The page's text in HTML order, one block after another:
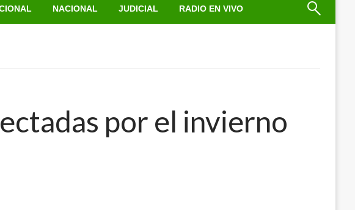
NACIONAL JUDICIAL RADIO EN VIVO
por el invierno